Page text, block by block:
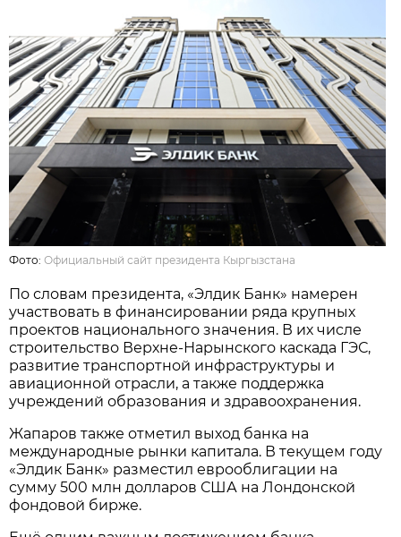
Фото:Официальный сайт президента Кыргызстана
По словам президента, «Элдик Банк» намерен
участвовать в финансировании ряда крупных
проектов национального значения. В их числе
строительство Верхне-Нарынского каскада ГЭС,
развитие транспортной инфраструктуры и
авиационной отрасли, а также поддержка
учреждений образования и здравоохранения.
Жапаров также отметил выход банка на
международные рынки капитала. В текущем году
«Элдик Банк» разместил еврооблигации на
сумму 500 млн долларов США на Лондонской
фондовой бирже.